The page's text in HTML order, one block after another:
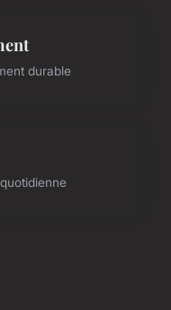
durable